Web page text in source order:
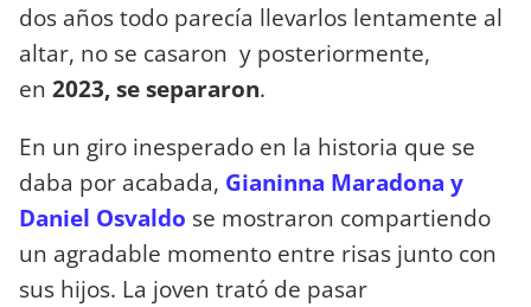
dos años todo parecía llevarlos lentamente al
altar, no se casaron y posteriormente,
en 2023, se separaron.
En un giro inesperado en la historia que se
daba por acabada, Gianinna Maradona y
Daniel Osvaldo se mostraron compartiendo
un agradable momento entre risas junto con
sus hijos. La joven trató de pasar